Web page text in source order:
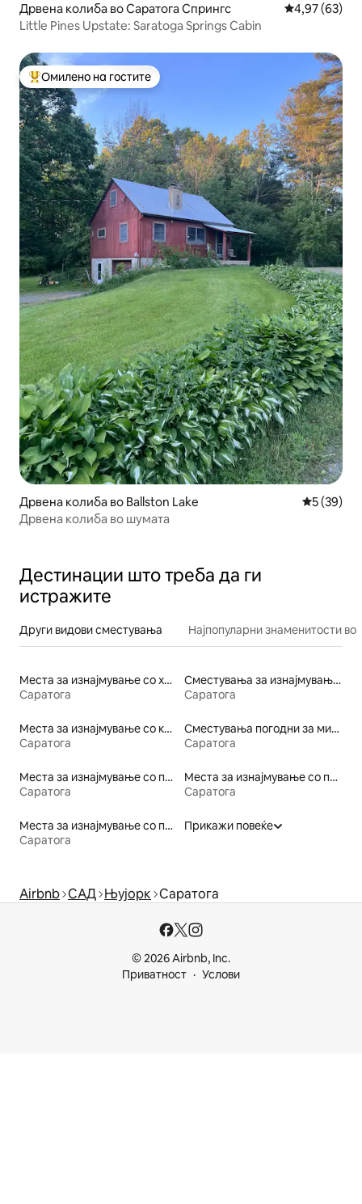
Дрвена колиба во Саратога Спрингс Просечна
4,97 (63)
Little Pines Upstate: Saratoga Springs Cabin
Меѓу најуспешните „Омилени на гостите“
Омилено на гостите
Дрвена колиба во Ballston Lake Просечна
5 (39)
Дрвена колиба во шумата
Дестинации што треба да ги
истражите
Други видови сместувања Најпопуларни знаменитости во
Места за изнајмување со хидромасажна када
Саратога
Сместувања за изнајмување погодни за семејства
Саратога
Места за изнајмување со кајак
Саратога
Сместувања погодни за миленичиња
Саратога
Места за изнајмување со пристап до плажа
Саратога
Места за изнајмување со појадок
Саратога
Места за изнајмување со пристап до езеро
Саратога
Прикажи повеќе
Airbnb САД Њујорк Саратога
© 2026 Airbnb, Inc.
Приватност
Услови